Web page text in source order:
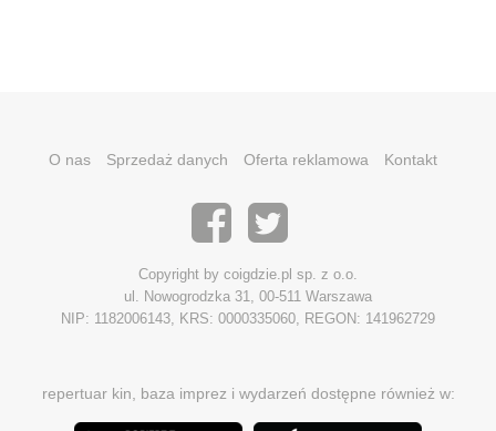
O nas Sprzedaż danych Oferta reklamowa Kontakt
Copyright by coigdzie.pl sp. z o.o.
ul. Nowogrodzka 31, 00-511 Warszawa
NIP: 1182006143, KRS: 0000335060, REGON: 141962729
repertuar kin, baza imprez i wydarzeń dostępne również w: